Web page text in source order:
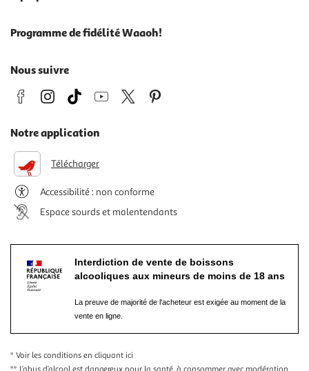
Programme de fidélité Waaoh!
Nous suivre
Notre application
Télécharger
Accessibilité : non conforme
Espace sourds et malentendants
Interdiction de vente de boissons
alcooliques aux mineurs de moins de 18 ans
La preuve de majorité de l'acheteur est exigée au moment de la
vente en ligne.
* Voir les conditions en cliquant ici